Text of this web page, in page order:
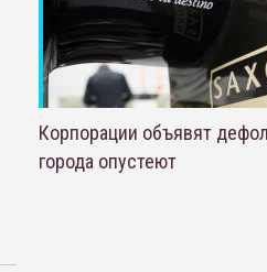
Корпорации объявят
города опустеют